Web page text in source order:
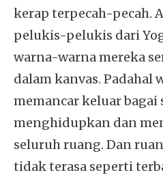
kerap terpecah-pecah.
pelukis-pelukis dari
warna-warna mereka
dalam kanvas. Padahal
memancar keluar
menghidupkan dan
seluruh ruang. Dan
tidak terasa seperti